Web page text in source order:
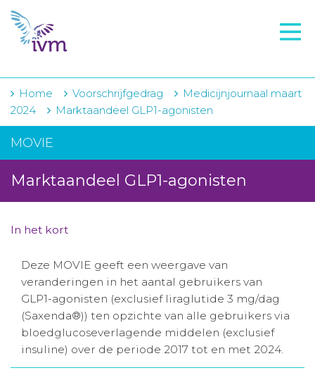
VMI
FTO voorbereiding
IVM-academie
Zorginstellingen
Voorschrijfgedrag
Projecten
Contact
Winkelwagentje
Aanmelden nieuwsbrief
Home Voorschrijfgedrag
Medicijnjournaal maart
2024
Marktaandeel GLP1-agonisten
MOVIE
Marktaandeel GLP1-agonisten
In het kort
Deze MOVIE geeft een weergave van
veranderingen in het aantal gebruikers van
GLP1-agonisten (exclusief liraglutide 3 mg/dag
(Saxenda®)) ten opzichte van alle gebruikers via
bloedglucoseverlagende middelen (exclusief
insuline) over de periode 2017 tot en met 2024.